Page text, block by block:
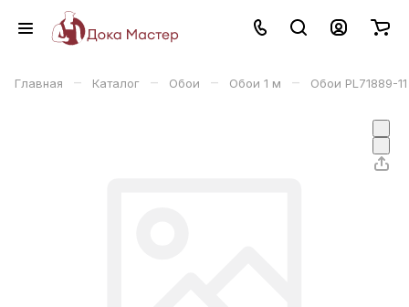
Главная – Каталог – Обои – Обои 1 м – Обои PL71889-